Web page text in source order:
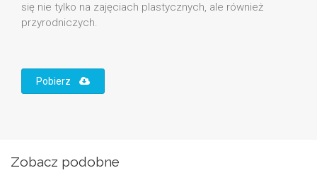
się nie tylko na zajęciach plastycznych, ale również
przyrodniczych.
Pobierz
Zobacz podobne